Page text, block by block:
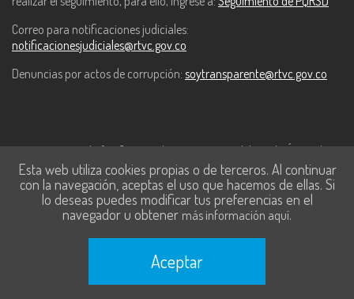
Correo para notificaciones judiciales:
notificacionesjudiciales@rtvc.gov.co
Denuncias por actos de corrupción: soytransparente@rtvc.gov.co
Este contenido fue financiado con recursos del Fondo Único de
Tecnologías de la Información y las Comunicaciones de MinTic.
Esta web utiliza cookies propias o de terceros. Al continuar
con la navegación, aceptas el uso que hacemos de ellas. Si
lo deseas puedes modificar tus preferencias en el
navegador u obtener más información aquí.
Aceptar